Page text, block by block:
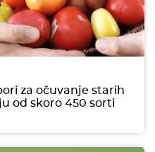
za očuvanje starih
od skoro 450 sorti